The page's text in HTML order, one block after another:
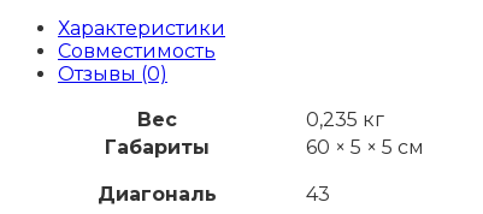
43LH604V
Характеристики
Совместимость
Отзывы (0)
Вес
0,235 кг
Габариты
60 × 5 × 5 см
Диагональ 43